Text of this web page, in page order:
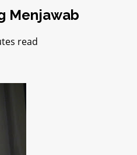
Menjawab
read